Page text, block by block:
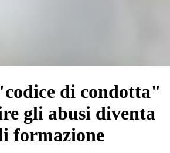
di condotta"
gli abusi diventa
formazione